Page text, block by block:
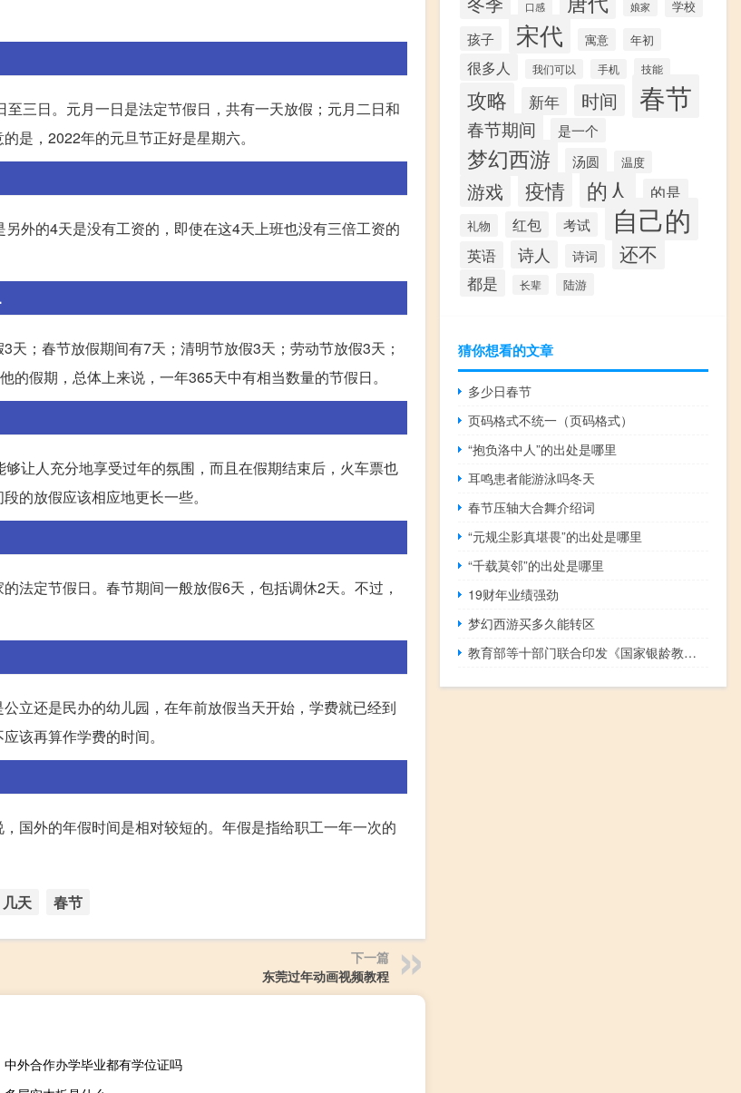
三日。元月一日是法定节假日，共有一天放假；元月二日和
是，2022年的元旦节正好是星期六。
外的4天是没有工资的，即使在这4天上班也没有三倍工资的
；春节放假期间有7天；清明节放假3天；劳动节放假3天；
假期，总体上来说，一年365天中有相当数量的节假日。
让人充分地享受过年的氛围，而且在假期结束后，火车票也
的放假应该相应地更长一些。
法定节假日。春节期间一般放假6天，包括调休2天。不过，
立还是民办的幼儿园，在年前放假当天开始，学费就已经到
该再算作学费的时间。
国外的年假时间是相对较短的。年假是指给职工一年一次的
几天 春节
下一篇
东莞过年动画视频教程
中外合作办学毕业都有学位证吗
口感 娘家 学校
孩子 宋代 寓意 年初
很多人 我们可以 手机 技能
攻略 新年 时间 春节
春节期间 是一个
梦幻西游 汤圆 温度
游戏 疫情 的人 的是
礼物 红包 考试 自己的
英语 诗人 诗词 还不
都是 长辈 陆游
猜你想看的文章
多少日春节
页码格式不统一（页码格式）
“抱负洛中人”的出处是哪里
耳鸣患者能游泳吗冬天
春节压轴大合舞介绍词
“元规尘影真堪畏”的出处是哪里
“千载莫邻”的出处是哪里
19财年业绩强劲
梦幻西游买多久能转区
教育部等十部门联合印发《国家银龄教师行动计划》